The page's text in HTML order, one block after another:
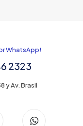
WhatsApp!
2323
y Av. Brasil